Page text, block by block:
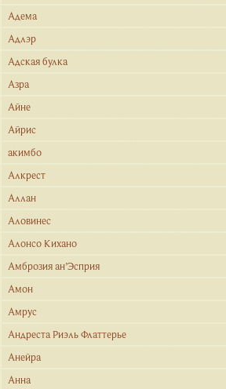
Адема
Адлэр
Адская булка
Азра
Айне
Айрис
акимбо
Алкрест
Аллан
Аловинес
Алонсо Кихано
Амброзия ан’Эсприя
Амон
Амрус
Андреста Риэль Флаттерье
Анейра
Анна